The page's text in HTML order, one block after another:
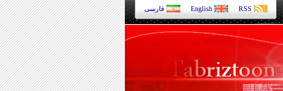
English RSS فارسی